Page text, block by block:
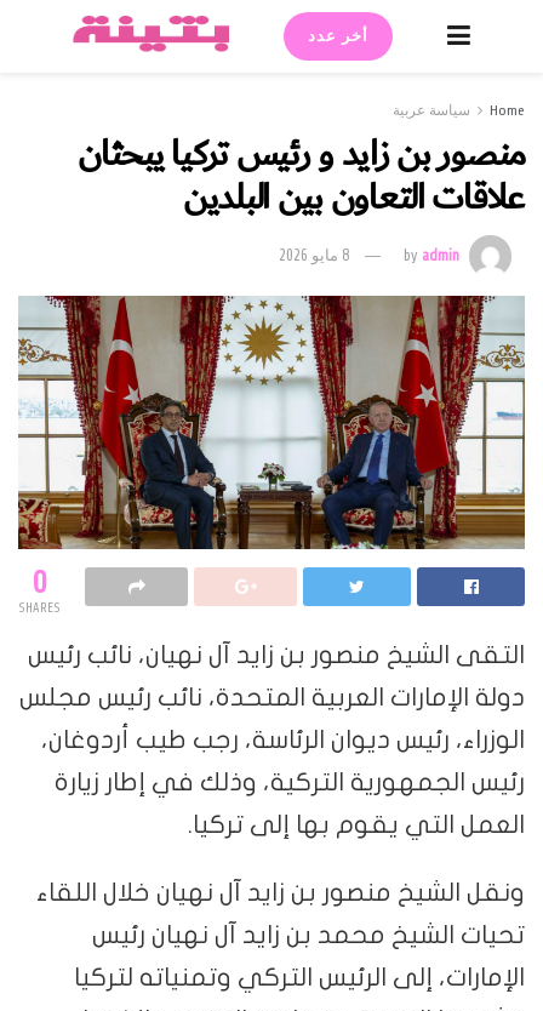
أخر عدد
Home سياسة عربية
منصور بن زايد و رئيس تركيا يبحثان
علاقات التعاون بين البلدين
byadmin 8 مايو 2026
0
SHARES
التقى الشيخ منصور بن زايد آل نهيان، نائب رئيس
دولة الإمارات العربية المتحدة، نائب رئيس مجلس
الوزراء، رئيس ديوان الرئاسة، رجب طيب أردوغان،
رئيس الجمهورية التركية، وذلك في إطار زيارة
العمل التي يقوم بها إلى تركيا.
ونقل الشيخ منصور بن زايد آل نهيان خلال اللقاء
تحيات الشيخ محمد بن زايد آل نهيان رئيس
الإمارات، إلى الرئيس التركي وتمنياته لتركيا